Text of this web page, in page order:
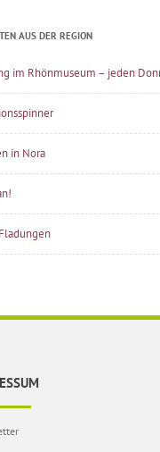
AUS DER REGION
im Rhönmuseum – jeden
in Nora